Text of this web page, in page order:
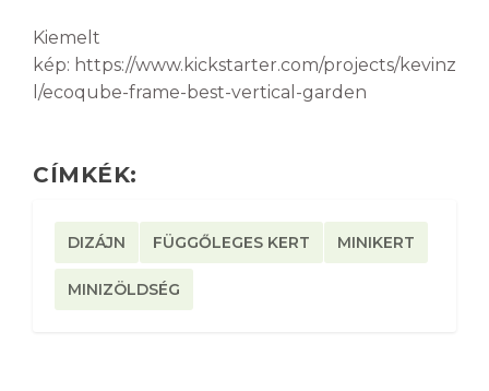
Kiemelt
kép: https://www.kickstarter.com/projects/kevinz
l/ecoqube-frame-best-vertical-garden
CÍMKÉK:
DIZÁJN FÜGGŐLEGES KERT MINIKERT
MINIZÖLDSÉG